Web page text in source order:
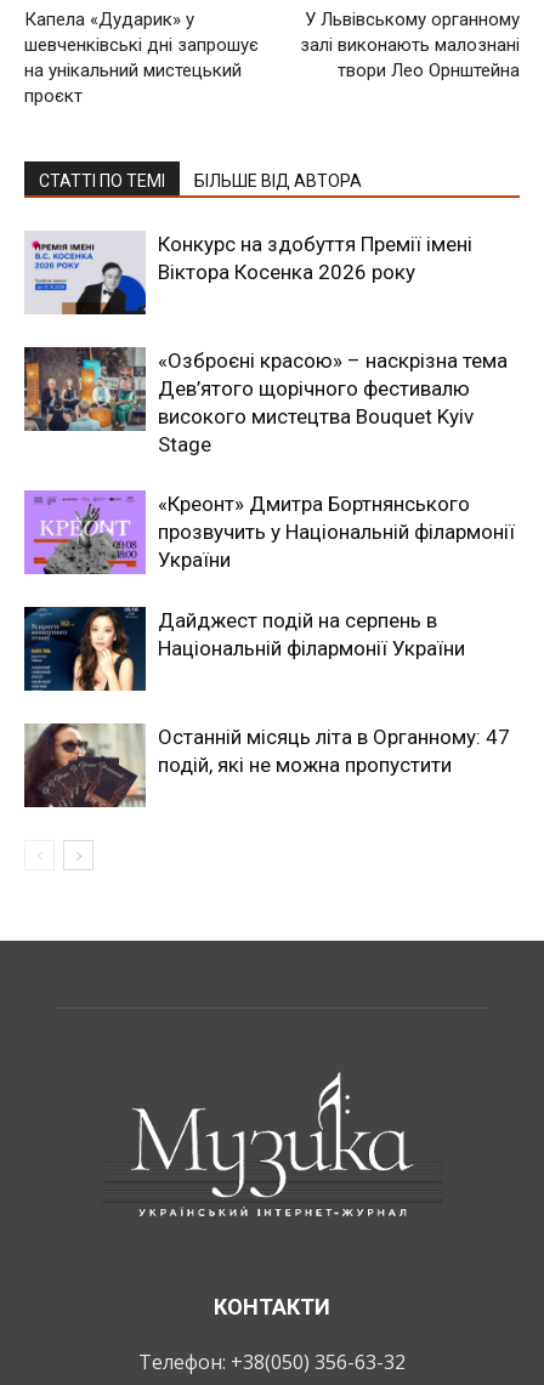
Капела «Дударик» у
шевченківські дні запрошує
на унікальний мистецький
проєкт
У Львівському органному
залі виконають малознані
твори Лео Орнштейна
СТАТТІ ПО ТЕМІ БІЛЬШЕ ВІД АВТОРА
Конкурс на здобуття Премії імені
Віктора Косенка 2026 року
«Озброєні красою» – наскрізна тема
Дев’ятого щорічного фестивалю
високого мистецтва Bouquet Kyiv
Stage
«Креонт» Дмитра Бортнянського
прозвучить у Національній філармонії
України
Дайджест подій на серпень в
Національній філармонії України
Останній місяць літа в Органному: 47
подій, які не можна пропустити
КОНТАКТИ
Телефон: +38(050) 356-63-32